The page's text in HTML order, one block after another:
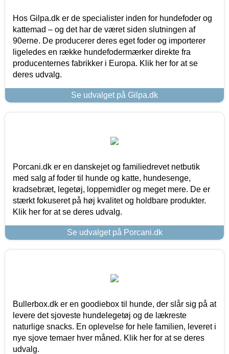
Hos Gilpa.dk er de specialister inden for hundefoder og
kattemad – og det har de været siden slutningen af
90erne. De producerer deres eget foder og importerer
ligeledes en række hundefodermærker direkte fra
producenternes fabrikker i Europa. Klik her for at se
deres udvalg.
Se udvalget på Gilpa.dk
Porcani.dk er en danskejet og familiedrevet netbutik
med salg af foder til hunde og katte, hundesenge,
kradsebræt, legetøj, loppemidler og meget mere. De er
stærkt fokuseret på høj kvalitet og holdbare produkter.
Klik her for at se deres udvalg.
Se udvalget på Porcani.dk
Bullerbox.dk er en goodiebox til hunde, der slår sig på at
levere det sjoveste hundelegetøj og de lækreste
naturlige snacks. En oplevelse for hele familien, leveret i
nye sjove temaer hver måned. Klik her for at se deres
udvalg.